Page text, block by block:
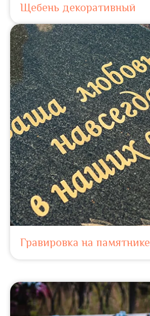
Щебень декоративный
Гравировка на памятнике